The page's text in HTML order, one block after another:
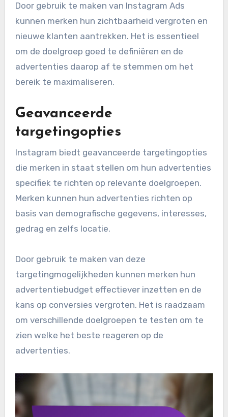
Door gebruik te maken van Instagram Ads
kunnen merken hun zichtbaarheid vergroten en
nieuwe klanten aantrekken. Het is essentieel
om de doelgroep goed te definiëren en de
advertenties daarop af te stemmen om het
bereik te maximaliseren.
Geavanceerde
targetingopties
Instagram biedt geavanceerde targetingopties
die merken in staat stellen om hun advertenties
specifiek te richten op relevante doelgroepen.
Merken kunnen hun advertenties richten op
basis van demografische gegevens, interesses,
gedrag en zelfs locatie.
Door gebruik te maken van deze
targetingmogelijkheden kunnen merken hun
advertentiebudget effectiever inzetten en de
kans op conversies vergroten. Het is raadzaam
om verschillende doelgroepen te testen om te
zien welke het beste reageren op de
advertenties.